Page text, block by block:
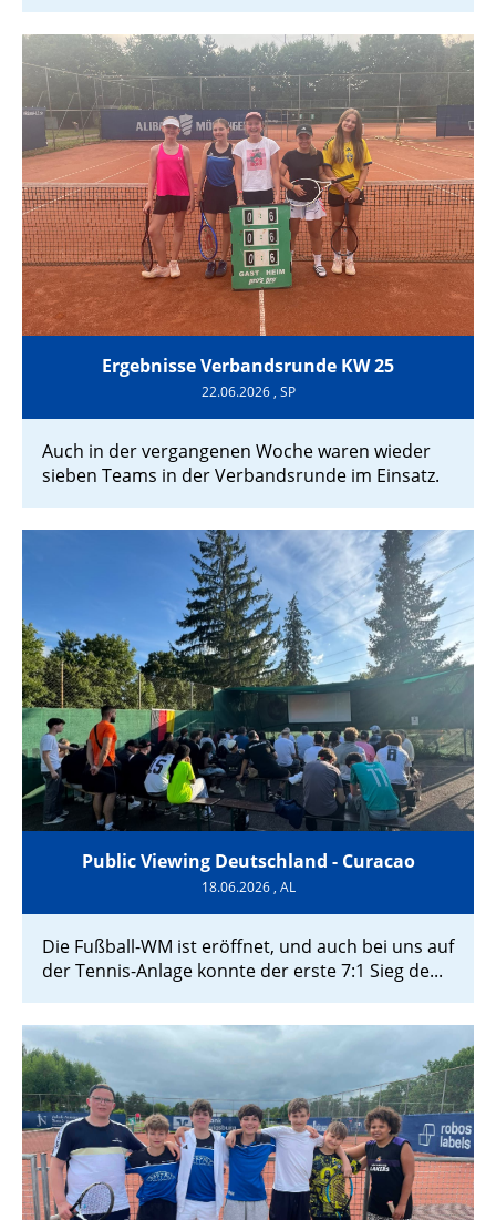
Ergebnisse Verbandsrunde KW 25
22.06.2026, SP
Auch in der vergangenen Woche waren wieder
sieben Teams in der Verbandsrunde im Einsatz.
Public Viewing Deutschland - Curacao
18.06.2026, AL
Die Fußball-WM ist eröffnet, und auch bei uns auf
der Tennis-Anlage konnte der erste 7:1 Sieg de...